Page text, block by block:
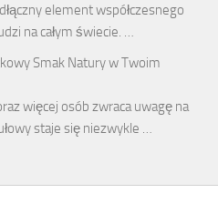
element współczesnego
na całym świecie. …
Smak Natury w Twoim
więcej osób zwraca uwagę na
staje się niezwykle …